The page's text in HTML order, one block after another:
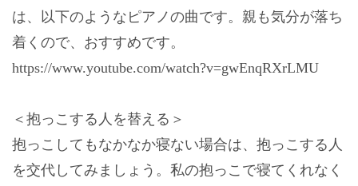
は、以下のようなピアノの曲です。親も気分が落ち
着くので、おすすめです。
https://www.youtube.com/watch?v=gwEnqRXrLMU
＜抱っこする人を替える＞
抱っこしてもなかなか寝ない場合は、抱っこする人
を交代してみましょう。私の抱っこで寝てくれなく